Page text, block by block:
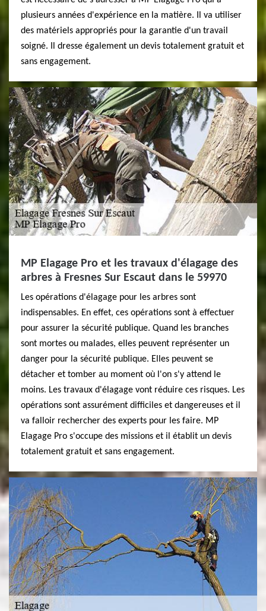
plusieurs années d'expérience en la matière. Il va utiliser
des matériels appropriés pour la garantie d'un travail
soigné. Il dresse également un devis totalement gratuit et
sans engagement.
MP Elagage Pro et les travaux d'élagage des
arbres à Fresnes Sur Escaut dans le 59970
Les opérations d'élagage pour les arbres sont
indispensables. En effet, ces opérations sont à effectuer
pour assurer la sécurité publique. Quand les branches
sont mortes ou malades, elles peuvent représenter un
danger pour la sécurité publique. Elles peuvent se
détacher et tomber au moment où l'on s'y attend le
moins. Les travaux d'élagage vont réduire ces risques. Les
opérations sont assurément difficiles et dangereuses et il
va falloir rechercher des experts pour les faire. MP
Elagage Pro s'occupe des missions et il établit un devis
totalement gratuit et sans engagement.